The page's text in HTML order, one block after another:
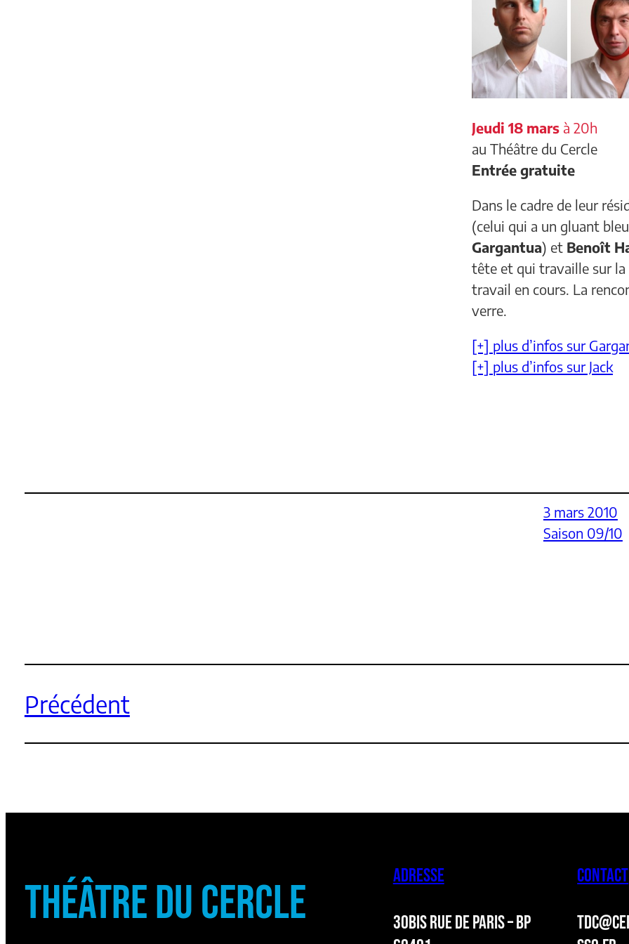
Jeudi 18 mars à 20h
au Théâtre du Cercle
Entrée gratuite
Dans le cadre de leur
(celui qui a un gluant
Gargantua) et Benoît
tête et qui travaille sur la
travail en cours. La
verre.
[+] plus d’infos sur
[+] plus d’infos sur Jack
3 mars 2010
Saison 09/10
Précédent
THÉÂTRE DU CERCLE ADRESSE
30BIS RUE DE PARIS – BP
CONTACT